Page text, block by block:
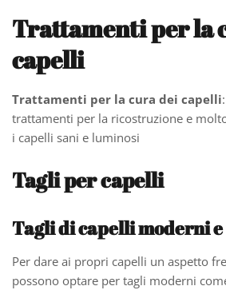
Trattamenti per la
capelli
Trattamenti per la cura dei capelli
trattamenti per la ricostruzione e
i capelli sani e luminosi
Tagli per capelli
Tagli di capelli moderni
Per dare ai propri capelli un aspetto
possono optare per tagli moderni